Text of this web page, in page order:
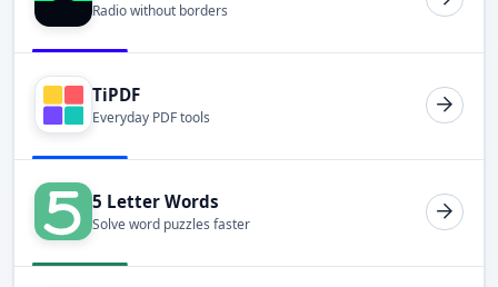
Radio without borders
TiPDF
Everyday PDF tools
5 Letter Words
Solve word puzzles faster